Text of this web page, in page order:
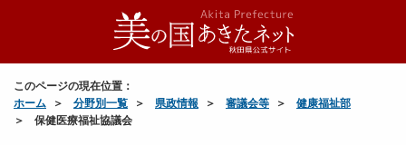
このページの現在位置：
ホーム
分野別一覧 県政情報 審議会等
健康福祉部
保健医療福祉協議会